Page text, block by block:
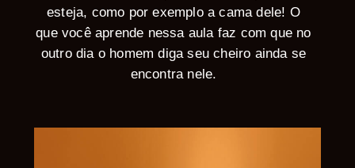
esteja, como por exemplo a cama dele! O
que você aprende nessa aula faz com que no
outro dia o homem diga seu cheiro ainda se
encontra nele.